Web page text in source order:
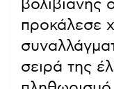
βολιβιανής
προκάλεσε
σειρά της